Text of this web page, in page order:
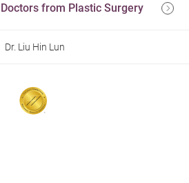
from Plastic Surgery
Dr. Liu Hin Lun